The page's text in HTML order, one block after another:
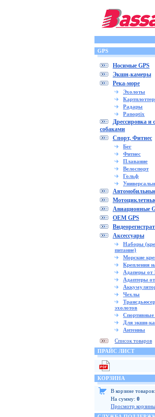
GPS
Носимые GPS
Экшн-камеры
Река-море
Эхолоты
Радары
Panoptix
Дрессировка и
собаками
Спорт, Фитнес
Бег
Фитнес
Плавание
Велоспорт
Гольф
Авиационные
OEM GPS
Аксессуары
Наборы
питание)
Морские
Крепления
Адаперы от
Адаптеры
Чехлы
эхолотов
Спортивные
Для экшн-
Антенны
Список товаров
ПРАЙС ЛИСТ
КОРЗИНА
В корзине товаров:
На сумму: 0
Просмотр корзины